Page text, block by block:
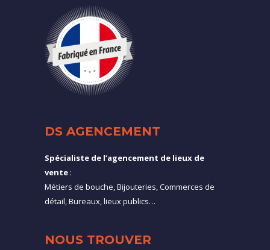
DS AGENCEMENT
Spécialiste de l’agencement de lieux de
vente :
Métiers de bouche, Bijouteries, Commerces de
détail, Bureaux, lieux publics…
NOUS TROUVER